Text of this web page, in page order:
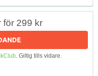
för 299 kr
. Giltig tills vidare.